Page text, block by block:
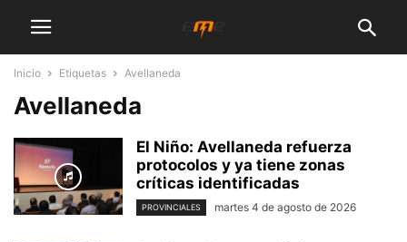
Inicio Etiquetas Avellaneda
Avellaneda
El Niño: Avellaneda refuerza
protocolos y ya tiene zonas
críticas identificadas
PROVINCIALES martes 4 de agosto de 2026